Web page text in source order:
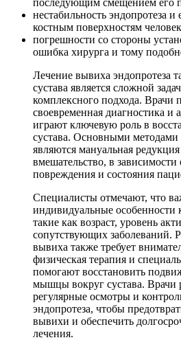
нестабильность эндопротеза и
костным поверхностям
погрешности со стороны
ошибка хирурга и тому
Лечение вывиха эндопротеза
сустава является сложной
комплексного подхода. Врачи
своевременная диагностика и
играют ключевую роль в
сустава. Основными
являются мануальная
вмешательство, в зависимости
повреждения и состояния
Специалисты отмечают, что
индивидуальные особенности
такие как возраст, уровень
сопутствующих заболеваний.
вывиха также требует
физическая терапия и
помогают восстановить
мышцы вокруг сустава. Врачи
регулярные осмотры и
эндопротеза, чтобы
вывихи и обеспечить
лечения.